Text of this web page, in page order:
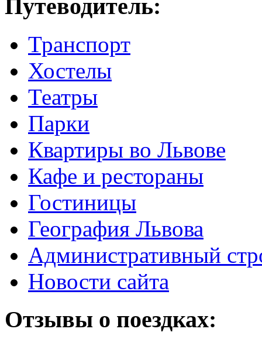
Путеводитель:
Транспорт
Хостелы
Театры
Парки
Квартиры во Львове
Кафе и рестораны
Гостиницы
География Львова
Административный
Новости сайта
Отзывы о поездках: